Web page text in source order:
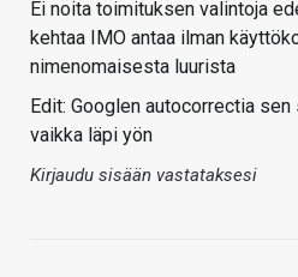
Ei noita toimituksen valintoja
kehtaa IMO antaa ilman
nimenomaisesta luurista
Edit: Googlen autocorrectia sen
vaikka läpi yön
Kirjaudu sisään vastataksesi